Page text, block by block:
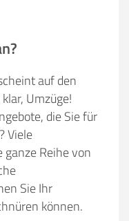
auf den
Umzüge!
die Sie für
Viele
Reihe von
Sie Ihr
können.